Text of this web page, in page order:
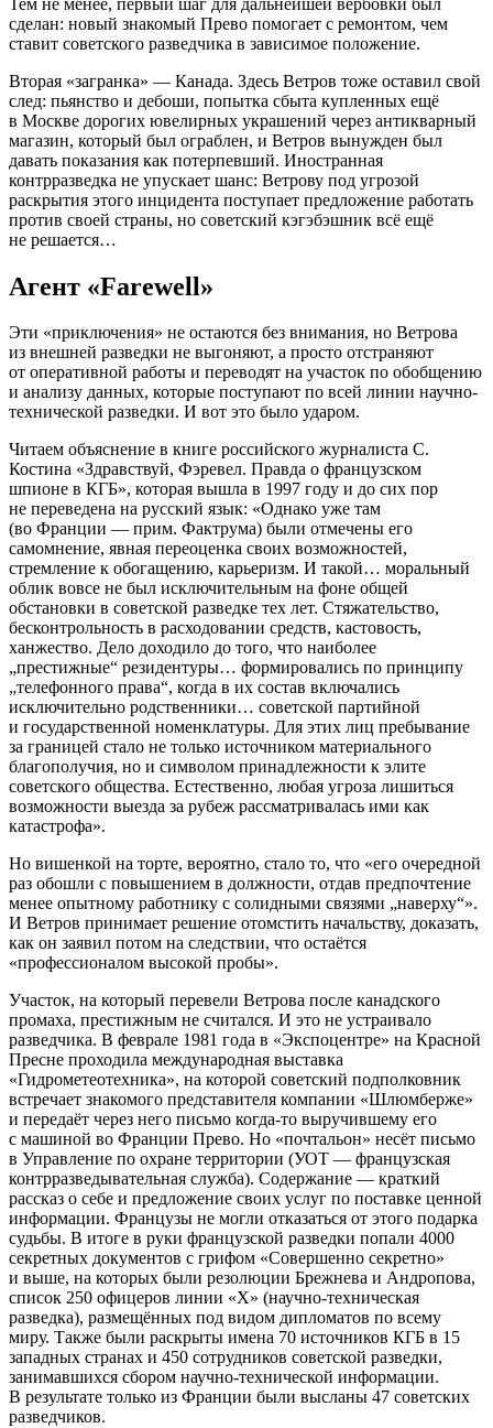
сделан: новый знакомый Прево помогает с ремонтом, чем
ставит советского разведчика в зависимое положение.
Вторая «загранка» — Канада. Здесь Ветров тоже оставил свой
след: пьянство и дебоши, попытка сбыта купленных ещё
в Москве дорогих ювелирных украшений через антикварный
магазин, который был ограблен, и Ветров вынужден был
давать показания как потерпевший. Иностранная
контрразведка не упускает шанс: Ветрову под угрозой
раскрытия этого инцидента поступает предложение работать
против своей страны, но советский кэгэбэшник всё ещё
не решается…
Агент «Farewell»
Эти «приключения» не остаются без внимания, но Ветрова
из внешней разведки не выгоняют, а просто отстраняют
от оперативной работы и переводят на участок по обобщению
и анализу данных, которые поступают по всей линии научно-
технической разведки. И вот это было ударом.
Читаем объяснение в книге российского журналиста С.
Костина «Здравствуй, Фэревел. Правда о французском
шпионе в КГБ», которая вышла в 1997 году и до сих пор
не переведена на русский язык: «Однако уже там
(во Франции — прим. Фактрума) были отмечены его
самомнение, явная переоценка своих возможностей,
стремление к обогащению, карьеризм. И такой… моральный
облик вовсе не был исключительным на фоне общей
обстановки в советской разведке тех лет. Стяжательство,
бесконтрольность в расходовании средств, кастовость,
ханжество. Дело доходило до того, что наиболее
„престижные“ резидентуры… формировались по принципу
„телефонного права“, когда в их состав включались
исключительно родственники… советской партийной
и государственной номенклатуры. Для этих лиц пребывание
за границей стало не только источником материального
благополучия, но и символом принадлежности к элите
советского общества. Естественно, любая угроза лишиться
возможности выезда за рубеж рассматривалась ими как
катастрофа».
Но вишенкой на торте, вероятно, стало то, что «его очередной
раз обошли с повышением в должности, отдав предпочтение
менее опытному работнику с солидными связями „наверху“».
И Ветров принимает решение отомстить начальству, доказать,
как он заявил потом на следствии, что остаётся
«профессионалом высокой пробы».
Участок, на который перевели Ветрова после канадского
промаха, престижным не считался. И это не устраивало
разведчика. В феврале 1981 года в «Экспоцентре» на Красной
Пресне проходила международная выставка
«Гидрометеотехника», на которой советский подполковник
встречает знакомого представителя компании «Шлюмберже»
и передаёт через него письмо когда-то выручившему его
с машиной во Франции Прево. Но «почтальон» несёт письмо
в Управление по охране территории (УОТ — французская
контрразведывательная служба). Содержание — краткий
рассказ о себе и предложение своих услуг по поставке ценной
информации. Французы не могли отказаться от этого подарка
судьбы. В итоге в руки французской разведки попали 4000
секретных документов с грифом «Совершенно секретно»
и выше, на которых были резолюции Брежнева и Андропова,
список 250 офицеров линии «Х» (научно-техническая
разведка), размещённых под видом дипломатов по всему
миру. Также были раскрыты имена 70 источников КГБ в 15
западных странах и 450 сотрудников советской разведки,
занимавшихся сбором научно-технической информации.
В результате только из Франции были высланы 47 советских
разведчиков.